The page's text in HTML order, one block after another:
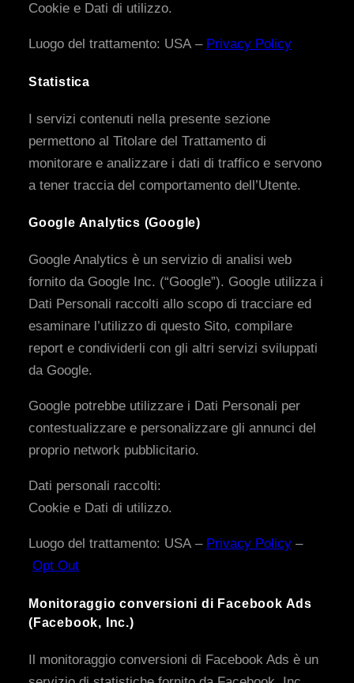
Cookie e Dati di utilizzo.
Luogo del trattamento: USA – Privacy Policy
Statistica
I servizi contenuti nella presente sezione
permettono al Titolare del Trattamento di
monitorare e analizzare i dati di traffico e servono
a tener traccia del comportamento dell’Utente.
Google Analytics (Google)
Google Analytics è un servizio di analisi web
fornito da Google Inc. (“Google”). Google utilizza i
Dati Personali raccolti allo scopo di tracciare ed
esaminare l’utilizzo di questo Sito, compilare
report e condividerli con gli altri servizi sviluppati
da Google.
Google potrebbe utilizzare i Dati Personali per
contestualizzare e personalizzare gli annunci del
proprio network pubblicitario.
Dati personali raccolti:
Cookie e Dati di utilizzo.
Luogo del trattamento: USA – Privacy Policy –
Opt Out
Monitoraggio conversioni di Facebook Ads
(Facebook, Inc.)
Il monitoraggio conversioni di Facebook Ads è un